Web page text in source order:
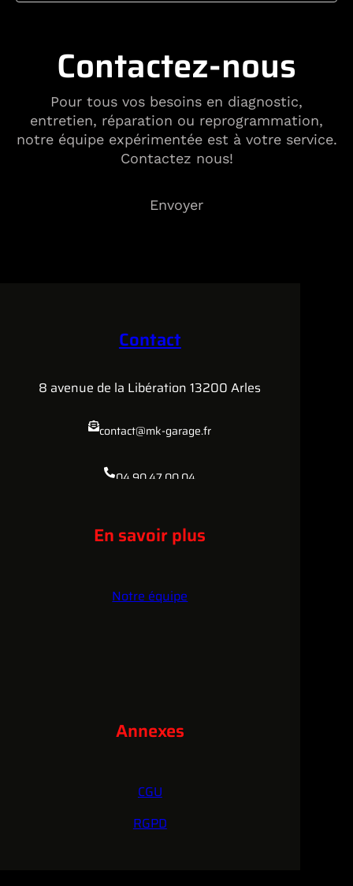
Contactez-nous
Pour tous vos besoins en diagnostic,
entretien, réparation ou reprogrammation,
notre équipe expérimentée est à votre service.
Contactez nous!
Envoyer
Contact
8 avenue de la Libération 13200 Arles
contact@mk-garage.fr
04.90.47.00.04
En savoir plus
Notre équipe
Annexes
CGU
RGPD